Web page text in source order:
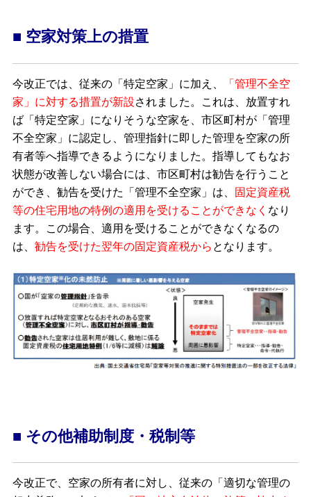
■ 空家対策上の措置
今改正では、従来の「特定空家」に加え、
「管理不全空
家」に対する措置が新設されました。これは、放置すれ
ば「特定空家」になりそうな空家を、市区町村が「管理
不全空家」に認定し、管理指針に即した管理を空家の所
有者等へ指導できるようになりました。指導してもなお
状態が改善しない場合には、市区町村は勧告を行うこと
ができ、勧告を受けた「管理不全空家」は、
固定資産税
等の住宅用地の特例の適用を受けることができなく なり
ます。この場合、適用を受けることができなくなるの
は、 勧告を受けた翌年の固定資産税から となります。
■ その他補助制度・税制等
今改正で、空家の所有者に対し、従来の「適切な管理の